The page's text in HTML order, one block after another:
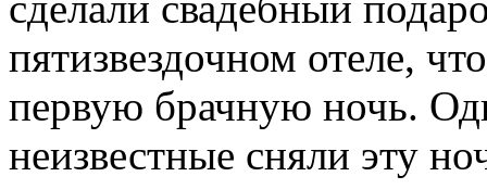
пятизвездочном отеле,
первую брачную ночь.
неизвестные сняли эту